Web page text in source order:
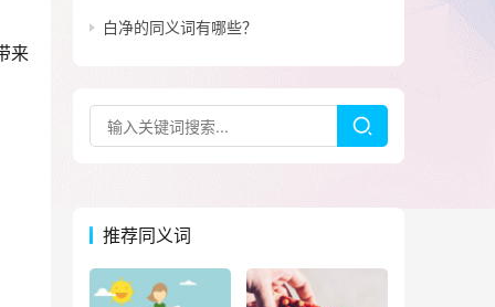
来
白净的同义词有哪些？
推荐同义词